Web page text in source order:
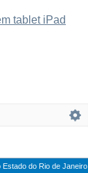
tablet iPad
do Rio de Janeiro